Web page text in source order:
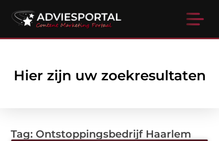
Hier zijn uw zoekresultaten
Tag: Ontstoppingsbedrijf Haarlem